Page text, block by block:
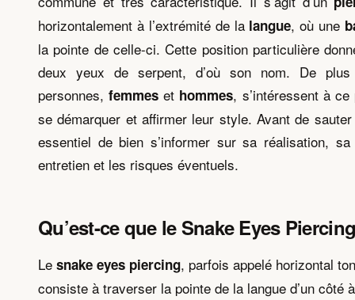
horizontalement à l’extrémité de la langue, où une
la pointe de celle-ci. Cette position particulière
deux yeux de serpent, d’où son nom. De
personnes,femmes et hommes, s’intéressent à
se démarquer et affirmer leur style. Avant de
essentiel de bien s’informer sur sa réalisation, sa
entretien et les risques éventuels.
Qu’est-ce que le Snake Eyes
Le snake eyes piercing, parfois appelé horizontal
consiste à traverser la pointe de la langue d’un côté